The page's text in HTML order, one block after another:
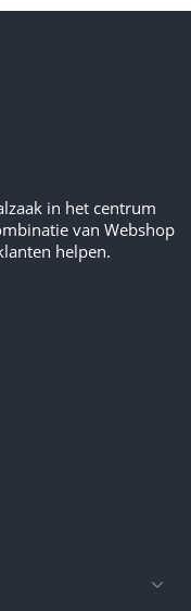
in het centrum
van Webshop
helpen.